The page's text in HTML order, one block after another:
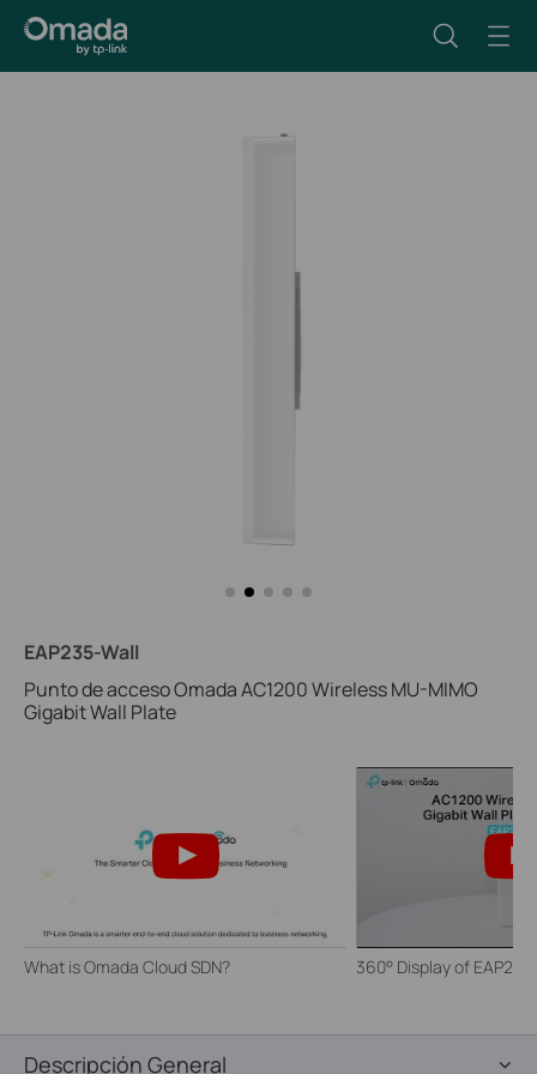
EAP235-Wall
Punto de acceso Omada AC1200 Wireless MU-MIMO
Gigabit Wall Plate
What is Omada Cloud SDN? 360° Display of
Descripción General